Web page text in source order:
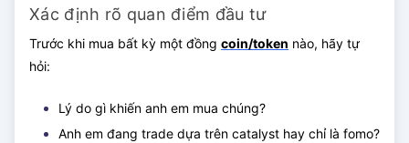
Xác định rõ quan điểm đầu tư
Trước khi mua bất kỳ một đồng coin/token nào, hãy tự
hỏi:
Lý do gì khiến anh em mua chúng?
Anh em đang trade dựa trên catalyst hay chỉ là fomo?